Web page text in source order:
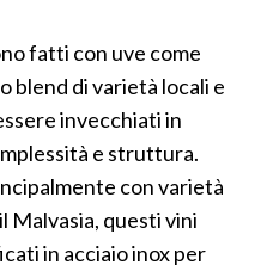
fatti con uve come
blend di varietà locali e
invecchiati in
e struttura.
con varietà
Malvasia, questi vini
in acciaio inox per